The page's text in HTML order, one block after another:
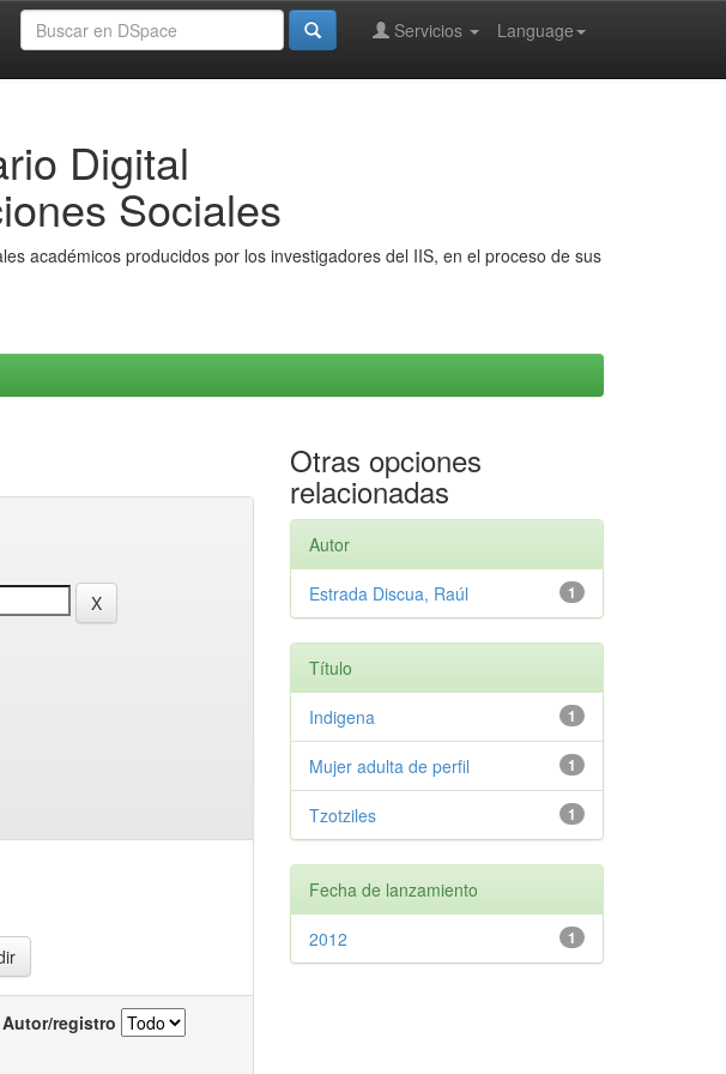
Language
Servicios
Digital
Sociales
académicos producidos por los investigadores del IIS, en el proceso de sus
Autor/registro
Otras opciones
relacionadas
Autor
1
Estrada Discua, Raúl
Título
1
Indigena
1
Mujer adulta de perfil
1
Tzotziles
Fecha de lanzamiento
1
2012